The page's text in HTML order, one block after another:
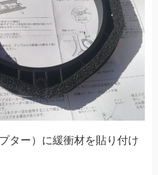
ター）に緩衝材を貼り付け